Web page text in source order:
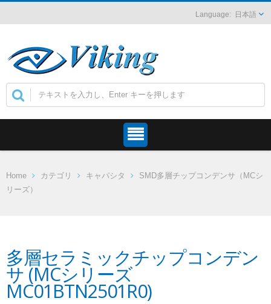
日本語
Home カテゴリ キャパシタ
SMD多層チップコンデンサ（MCシ
リーズ）
多層セラミックチップコンデン
サ (MCシリーズ
MC01BTN2501R0)